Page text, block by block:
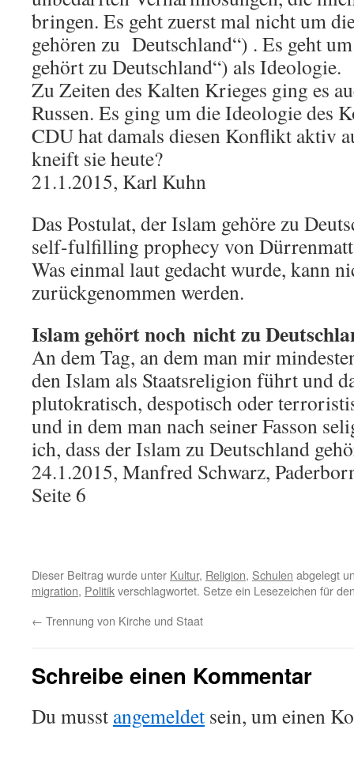
bringen. Es geht zuerst mal nicht um
gehören zu Deutschland“) . Es geht
gehört zu Deutschland“) als Ideologie.
Zu Zeiten des Kalten Krieges ging es
Russen. Es ging um die Ideologie des
CDU hat damals diesen Konflikt aktiv
kneift sie heute?
21.1.2015, Karl Kuhn
Das Postulat, der Islam gehöre zu
self-fulfilling prophecy von
Was einmal laut gedacht wurde, kann
zurückgenommen werden.
Islam gehört noch nicht zu
An dem Tag, an dem man mir
den Islam als Staatsreligion führt und
plutokratisch, despotisch oder
und in dem man nach seiner Fasson
ich, dass der Islam zu Deutschland
24.1.2015, Manfred Schwarz,
Seite 6
Dieser Beitrag wurde unter Kultur, Religion, Schulen abgelegt
migration, Politikverschlagwortet. Setze ein Lesezeichen für
← Trennung von Kirche und Staat
Schreibe einen Kommentar
Du musst angemeldet sein, um einen